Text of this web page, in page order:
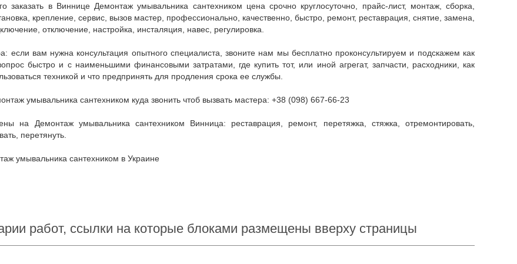
крепление, сервис, вызов мастер, профессионально, качественно, быстро, ремонт, реставрация, снятие, замена,
отключение, настройка, инсталяция, навес, регулировка.
быстро и с наименьшими финансовыми затратами, где купить тот, или иной агрегат, запчасти, расходники, как
техникой и что предпринять для продления срока ее службы.
умывальника сантехником куда звонить чтоб вызвать мастера: +38 (098) 667-66-23
перетянуть.
умывальника сантехником в Украине
работ, ссылки на которые блоками размещены вверху страницы